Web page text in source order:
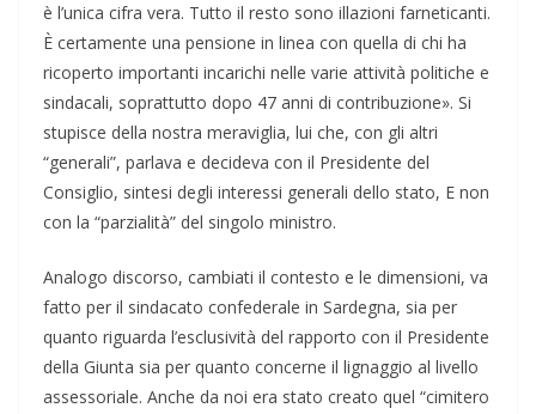
è l’unica cifra vera. Tutto il resto sono illazioni farneticanti.
È certamente una pensione in linea con quella di chi ha
ricoperto importanti incarichi nelle varie attività politiche e
sindacali, soprattutto dopo 47 anni di contribuzione». Si
stupisce della nostra meraviglia, lui che, con gli altri
“generali”, parlava e decideva con il Presidente del
Consiglio, sintesi degli interessi generali dello stato, E non
con la “parzialità” del singolo ministro.
Analogo discorso, cambiati il contesto e le dimensioni, va
fatto per il sindacato confederale in Sardegna, sia per
quanto riguarda l’esclusività del rapporto con il Presidente
della Giunta sia per quanto concerne il lignaggio al livello
assessoriale. Anche da noi era stato creato quel “cimitero